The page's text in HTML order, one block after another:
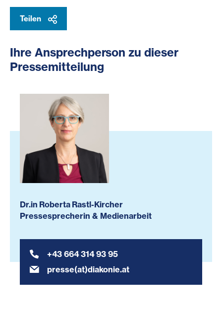
Teilen
Ihre Ansprechperson zu dieser
Pressemitteilung
Dr.in Roberta Rastl-Kircher
Pressesprecherin & Medienarbeit
+43 664 314 93 95
presse(at)diakonie.at